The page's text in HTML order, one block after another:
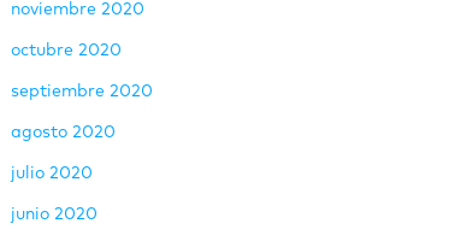
noviembre 2020
octubre 2020
septiembre 2020
agosto 2020
julio 2020
junio 2020